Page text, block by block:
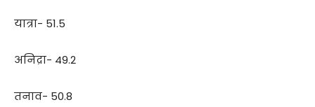
यात्रा- 51.5
अनिद्रा- 49.2
तनाव- 50.8